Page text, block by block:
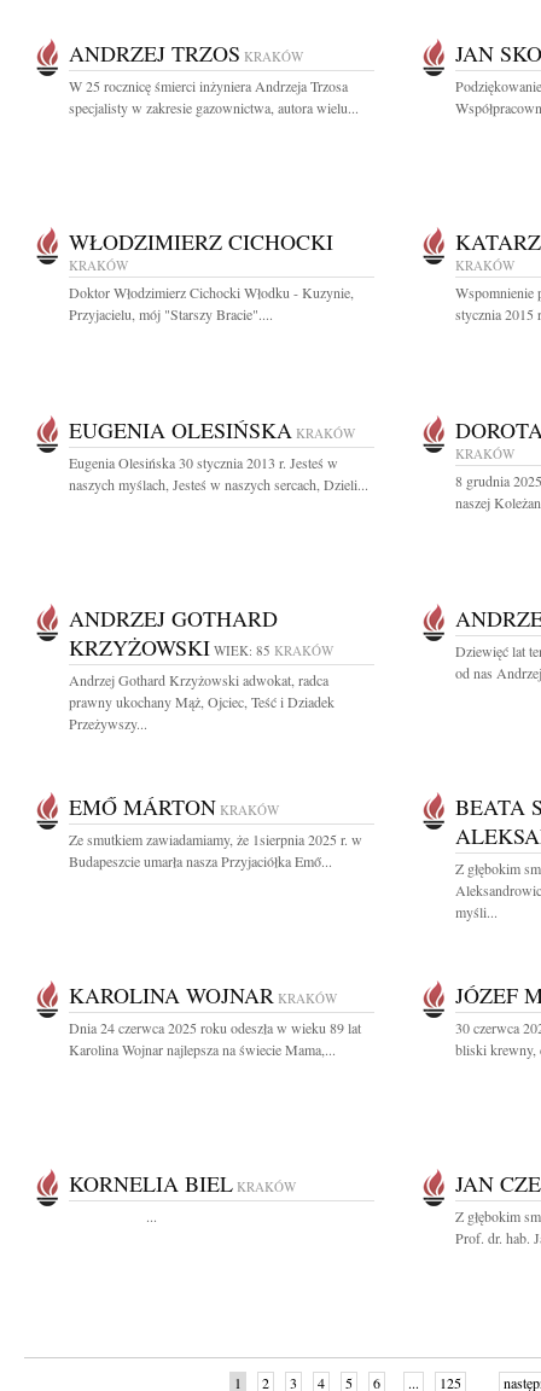
ANDRZEJ TRZOS KRAKÓW
W 25 rocznicę śmierci inżyniera Andrzeja Trzosa
specjalisty w zakresie gazownictwa, autora wielu...
JAN
WŁODZIMIERZ CICHOCKI
KRAKÓW
Doktor Włodzimierz Cichocki Włodku - Kuzynie,
Przyjacielu, mój "Starszy Bracie"....
KRAKÓW
Wspomnienie
stycznia 2015
EUGENIA OLESIŃSKA KRAKÓW
Eugenia Olesińska 30 stycznia 2013 r. Jesteś w
naszych myślach, Jesteś w naszych sercach, Dzieli...
KRAKÓW
8 grudnia
naszej
ANDRZEJ GOTHARD
KRZYŻOWSKI WIEK: 85 KRAKÓW
Andrzej Gothard Krzyżowski adwokat, radca
prawny ukochany Mąż, Ojciec, Teść i Dziadek
Przeżywszy...
Dziewięć lat
od nas
EMŐ MÁRTON KRAKÓW
Ze smutkiem zawiadamiamy, że 1sierpnia 2025 r. w
Budapeszcie umarła nasza Przyjaciółka Emő...
BEATA
Z głębokim
myśli...
KAROLINA WOJNAR KRAKÓW
Dnia 24 czerwca 2025 roku odeszła w wieku 89 lat
Karolina Wojnar najlepsza na świecie Mama,...
JÓZEF
30 czerwca
bliski krewny,
KORNELIA BIEL KRAKÓW
...
JAN
Z głębokim
Prof. dr. hab.
1 2 3 4 5 6 ... 125